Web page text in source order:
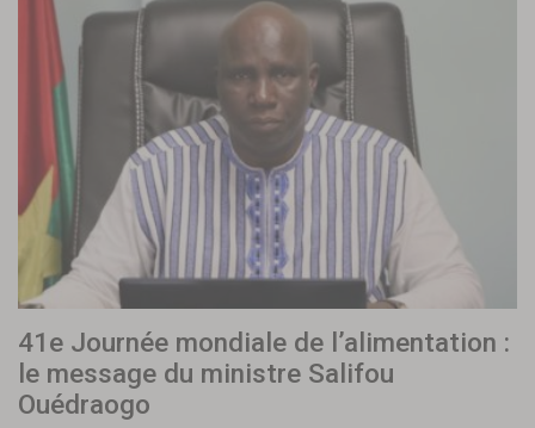
41e Journée mondiale de l’alimentation :
le message du ministre Salifou
Ouédraogo